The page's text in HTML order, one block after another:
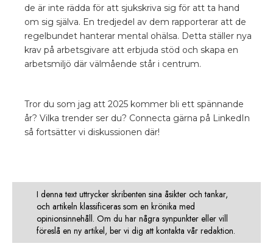
de är inte rädda för att sjukskriva sig för att ta hand
om sig själva. En tredjedel av dem rapporterar att de
regelbundet hanterar mental ohälsa. Detta ställer nya
krav på arbetsgivare att erbjuda stöd och skapa en
arbetsmiljö där välmående står i centrum.
Tror du som jag att 2025 kommer bli ett spännande
år? Vilka trender ser du? Connecta gärna på LinkedIn
så fortsätter vi diskussionen där!
I denna text uttrycker skribenten sina åsikter och tankar,
och artikeln klassificeras som en krönika med
opinionsinnehåll. Om du har några synpunkter eller vill
föreslå en ny artikel, ber vi dig att kontakta vår redaktion.